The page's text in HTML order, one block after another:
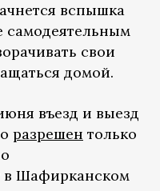
вспышка
самодеятельным
свои
домой.
въезд и выезд
разрешен только
в Шафирканском